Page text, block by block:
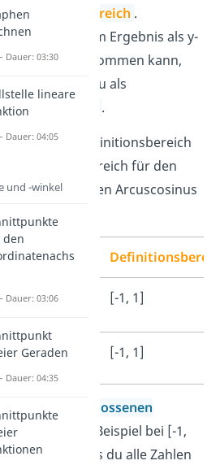
Definitionsbereich .
Alles, was beim Ergebnis als y-
Wert herauskommen kann,
bezeichnest du als
Wertebereich
.
dir den Definitionsbereich
und den Wertebereich für den
und den Arcuscosinus
an:
Arcussinus [-1, 1]
Arcuscosinus [-1, 1]
Die
geschlossenen
, zum Beispiel bei [-1,
bedeuten, dass du alle Zahlen
Dauer: 03:30
lineare
Dauer: 04:05
und -winkel
den
Dauer: 03:06
Geraden
Dauer: 04:35